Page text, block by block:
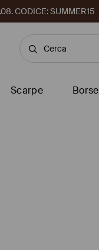
CODICE: SUMMER15
Scarpe Borse